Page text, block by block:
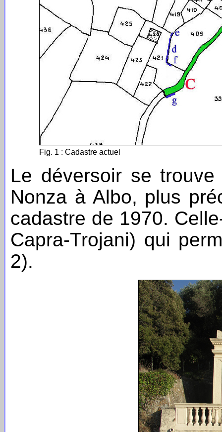
Fig. 1 : Cadastre actuel
Le déversoir se
Nonza à Albo, plus
cadastre de 1970.
Capra-Trojani) qui
2).